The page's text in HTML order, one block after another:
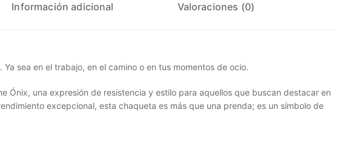
Información adicional Valoraciones (0)
sea en el trabajo, en el camino o en tus momentos de ocio.
Ónix, una expresión de resistencia y estilo para aquellos que buscan destacar en
excepcional, esta chaqueta es más que una prenda; es un símbolo de